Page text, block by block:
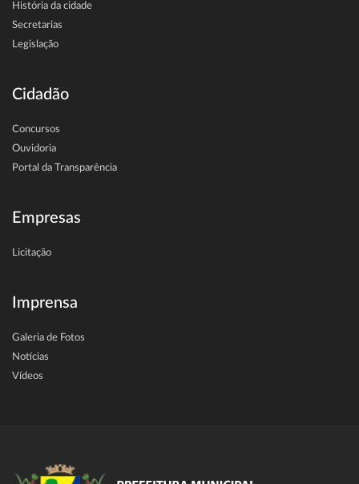
História da cidade
Secretarias
Legislação
Cidadão
Concursos
Ouvidoria
Portal da Transparência
Empresas
Licitação
Imprensa
Galeria de Fotos
Notícias
Vídeos